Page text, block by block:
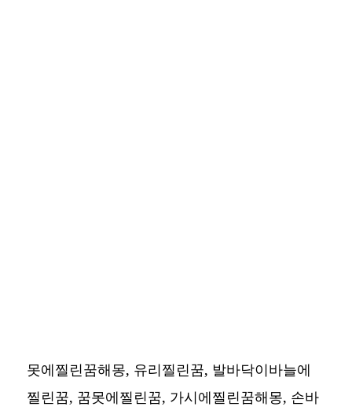
못에찔린꿈해몽, 유리찔린꿈, 발바닥이바늘에
찔린꿈, 꿈못에찔린꿈, 가시에찔린꿈해몽, 손바